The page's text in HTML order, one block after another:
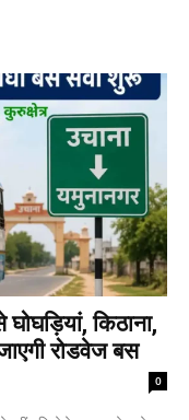
किठाना,
रोडवेज बस
0